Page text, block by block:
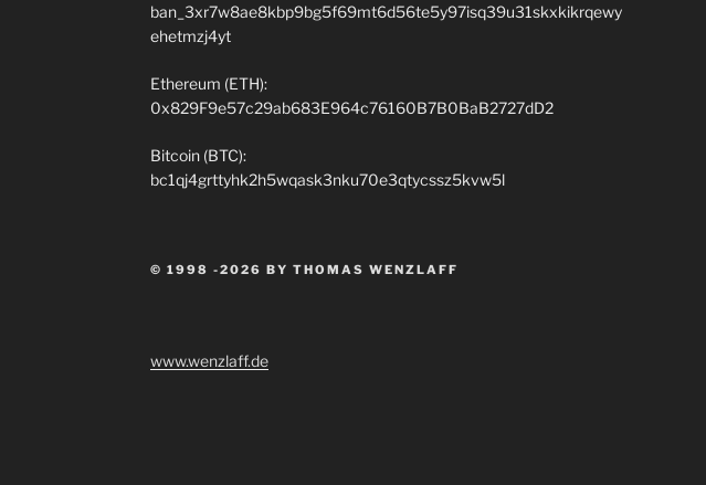
ban_3xr7w8ae8kbp9bg5f69mt6d56te5y97isq39u31skxkikrqewy
ehetmzj4yt
Ethereum (ETH):
0x829F9e57c29ab683E964c76160B7B0BaB2727dD2
Bitcoin (BTC):
bc1qj4grttyhk2h5wqask3nku70e3qtycssz5kvw5l
© 1998 -2026 BY THOMAS WENZLAFF
www.wenzlaff.de